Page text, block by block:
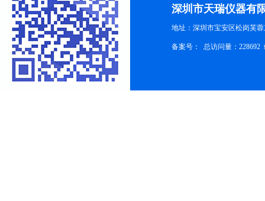
深圳市天瑞仪器有
地址：深圳市宝安区松岗芙
备案号： 总访问量：228692